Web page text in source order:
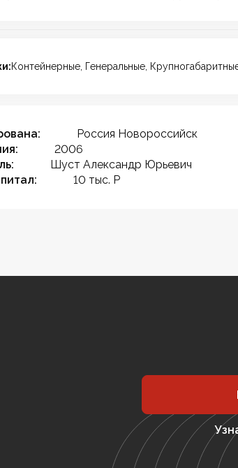
Контейнерные, Генеральные,
Россия Новороссийск
2006
Шуст Александр Юрьевич
10 тыс. Р